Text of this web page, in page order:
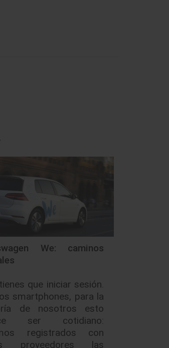
We: caminos
que iniciar sesión.
smartphones, para la
de nosotros esto
ser cotidiano:
registrados con
proveedores las